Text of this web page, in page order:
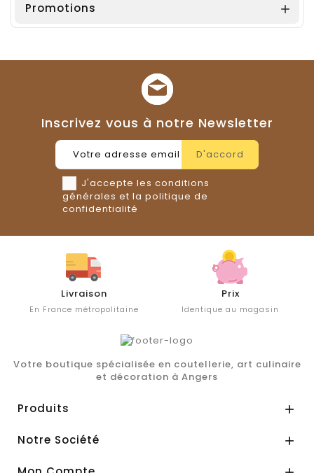
Promotions 
Inscrivez vous à notre Newsletter
J'accepte les conditions
générales et la politique de
confidentialité
Livraison
En France métropolitaine
Prix
Identique au magasin
Votre boutique spécialisée en coutellerie, art culinaire
et décoration à Angers
Produits 
Notre Société 